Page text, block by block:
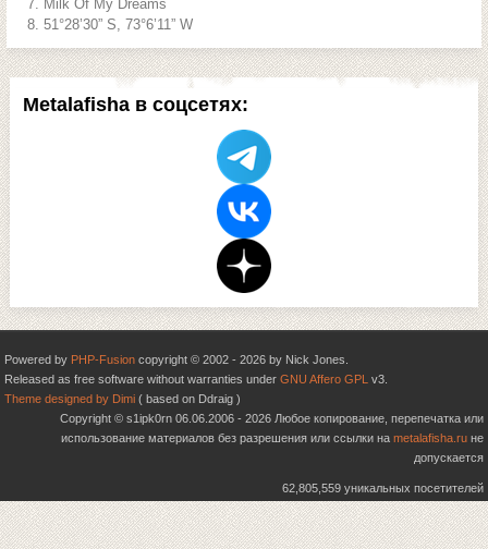
Metalafisha в соцсетях:
Milk Of My Dreams
51°28’30” S, 73°6’11” W
Powered by PHP-Fusion copyright © 2002 - 2026 by Nick Jones.
Released as free software without warranties under GNU Affero GPL v3.
Theme designed by Dimi ( based on Ddraig )
Copyright © s1ipk0rn 06.06.2006 - 2026 Любое копирование, перепечатка или
использование материалов без разрешения или ссылки на metalafisha.ru не
допускается
62,805,559 уникальных посетителей